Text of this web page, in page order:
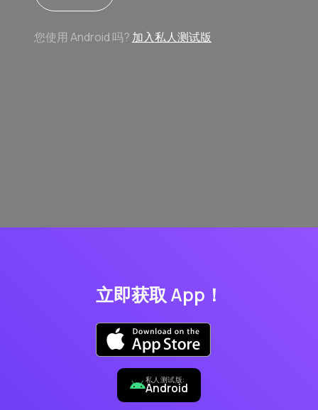
您使用 Android 吗? 加入私人测试版
立即获取 App！
私人测试版:
Android